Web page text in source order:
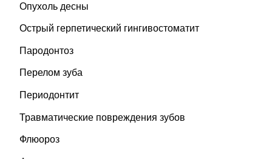
Опухоль десны
Острый герпетический гингивостоматит
Пародонтоз
Перелом зуба
Периодонтит
Травматические повреждения зубов
Флюороз